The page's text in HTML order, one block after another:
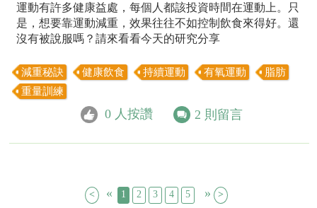
運動有許多健康益處，每個人都該投資時間在運動上。只
是，想要靠運動減重，效果往往不如控制飲食來得好。還
沒有被說服嗎？請來看看今天的研究分享
減重秘訣 健康飲食 持續運動 有氧運動
脂肪
重量訓練
0 人按讚 2 則留言
< « 1 2 3 4 5 » >